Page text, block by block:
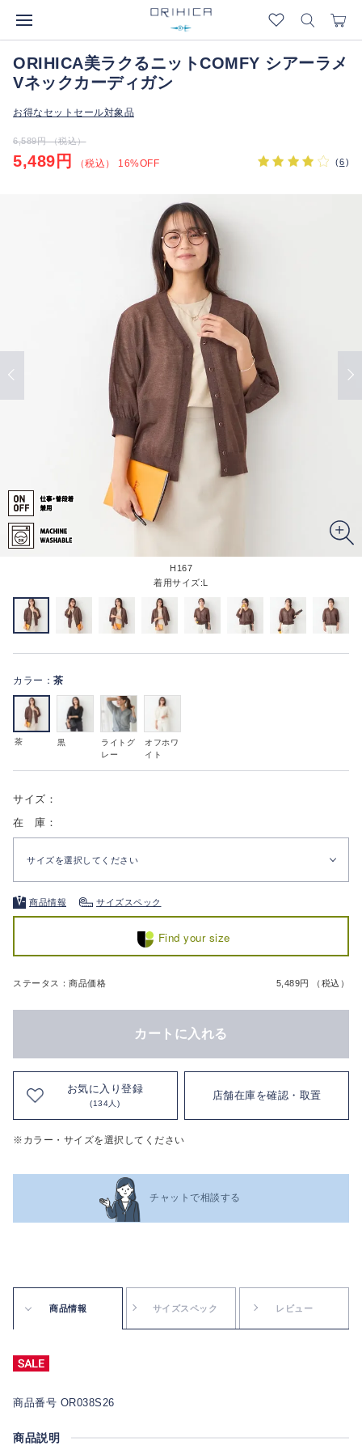
ORIHICA美ラクるニットCOMFY シアーラメ
Vネックカーディガン
お得なセットセール対象品
6,589円 （税込）
5,489円 （税込） 16%OFF (6)
H167
着用サイズ:L
カラー： 茶
茶 黒
ライトグ
レー
オフホワ
イト
サイズ：
在 庫：
サイズを選択してください
商品情報 サイズスペック
Find your size
ステータス：商品価格 5,489円 （税込）
カートに入れる
お気に入り登録
(134人)
店舗在庫を確認・取置
※カラー・サイズを選択してください
チャットで相談する
商品情報 サイズスペック レビュー
商品番号 OR038S26
商品説明